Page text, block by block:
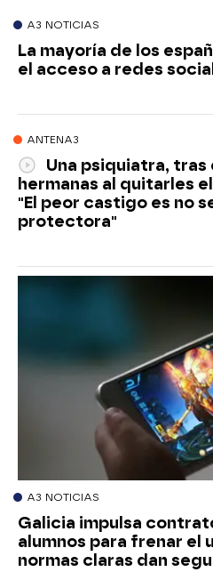
A3 NOTICIAS
La mayoría de los
el acceso a redes
ANTENA3
Una psiquiatra,
hermanas al quitarles
"El peor castigo es no
protectora"
A3 NOTICIAS
Galicia impulsa
alumnos para frenar el
normas claras dan